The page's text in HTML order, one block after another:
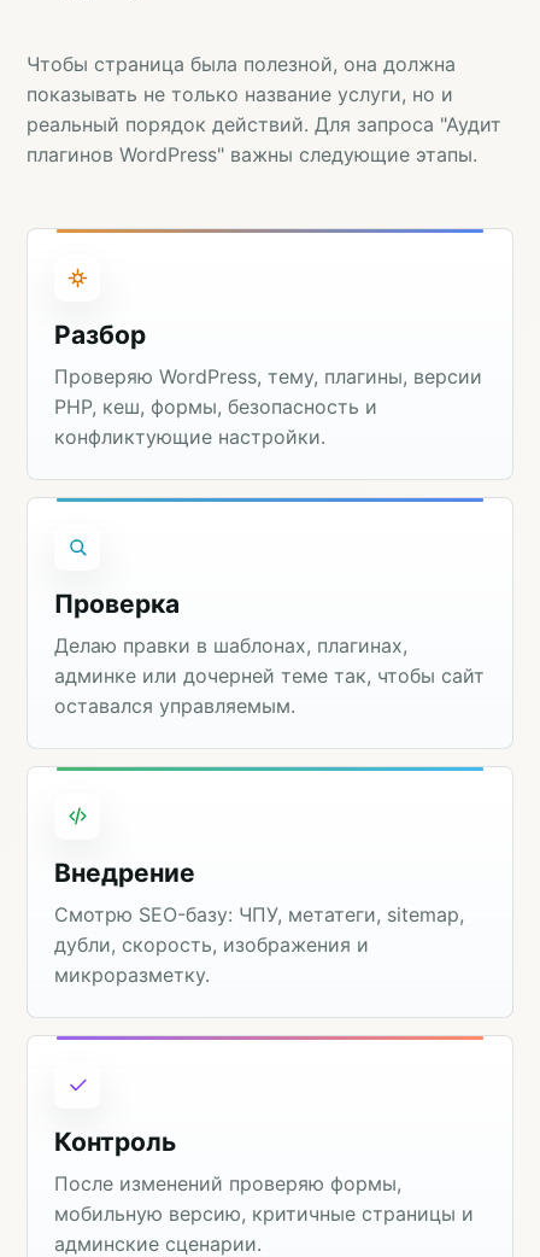
Чтобы страница была полезной, она должна
показывать не только название услуги, но и
реальный порядок действий. Для запроса "Аудит
плагинов WordPress" важны следующие этапы.
Разбор
Проверяю WordPress, тему, плагины, версии
PHP, кеш, формы, безопасность и
конфликтующие настройки.
Проверка
Делаю правки в шаблонах, плагинах,
админке или дочерней теме так, чтобы сайт
оставался управляемым.
Внедрение
Смотрю SEO-базу: ЧПУ, метатеги, sitemap,
дубли, скорость, изображения и
микроразметку.
Контроль
После изменений проверяю формы,
мобильную версию, критичные страницы и
админские сценарии.